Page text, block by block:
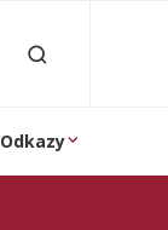
Odkazy